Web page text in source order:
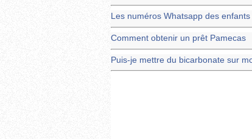
Les numéros Whatsapp des
Comment obtenir un prêt Pamecas
Puis-je mettre du bicarbonate sur